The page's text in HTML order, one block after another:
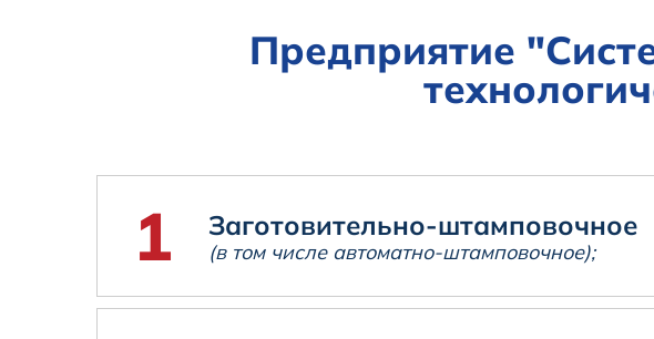
Предприятие
Заготовительно-штамповочное
(в том числе автоматно-штамповочное);